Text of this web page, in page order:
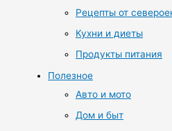
Рецепты от
Кухни и диеты
Продукты питания
Полезное
Авто и мото
Дом и быт